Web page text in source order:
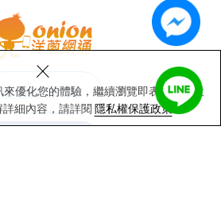
優化您的體驗，繼續瀏覽即表示您同意
細內容，請詳閱 隱私權保護政策
×
查看全台門市